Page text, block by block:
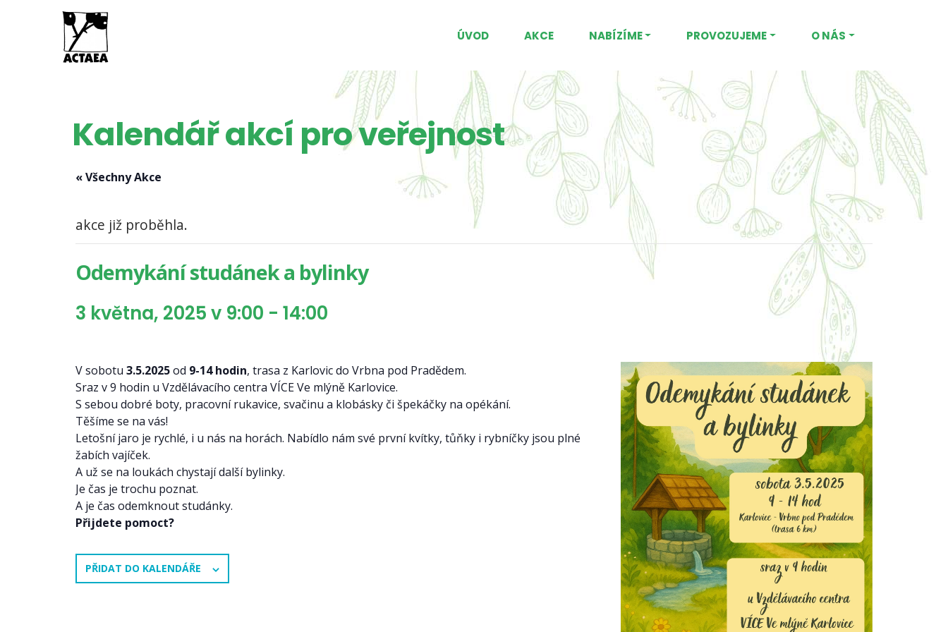
ÚVOD AKCE NABÍZÍME PROVOZUJEME O NÁS
Kalendář akcí pro veřejnost
« Všechny Akce
akce již proběhla.
Odemykání studánek a bylinky
3 května, 2025 v 9:00 - 14:00
V sobotu 3.5.2025od 9-14 hodin, trasa z Karlovic do Vrbna pod Pradědem.
Sraz v 9 hodin u Vzdělávacího centra VÍCE Ve mlýně Karlovice.
S sebou dobré boty, pracovní rukavice, svačinu a klobásky či špekáčky na opékání.
Těšíme se na vás!
Letošní jaro je rychlé, i u nás na horách. Nabídlo nám své první kvítky, tůňky i rybníčky jsou plné
žabích vajíček.
A už se na loukách chystají další bylinky.
Je čas je trochu poznat.
A je čas odemknout studánky.
Přijdete pomoct?
PŘIDAT DO KALENDÁŘE